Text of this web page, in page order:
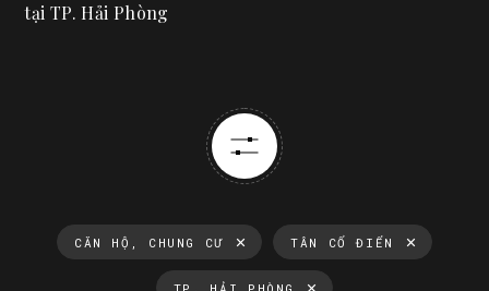
tại TP. Hải Phòng
CĂN HỘ, CHUNG CƯ TÂN CỔ ĐIỂN
TP. HẢI PHÒNG